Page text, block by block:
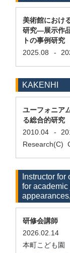
美術館におけ
研究―展示作
トの事例研究
2025.08
-
KAKENHI
ユーフォニア
る総合的研究
2010.04
-
Research(C)
Instructor
for
研修会講師
2026.02.14
本町こども園